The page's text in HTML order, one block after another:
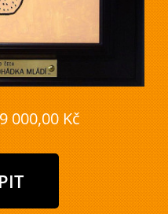
000,00 Kč